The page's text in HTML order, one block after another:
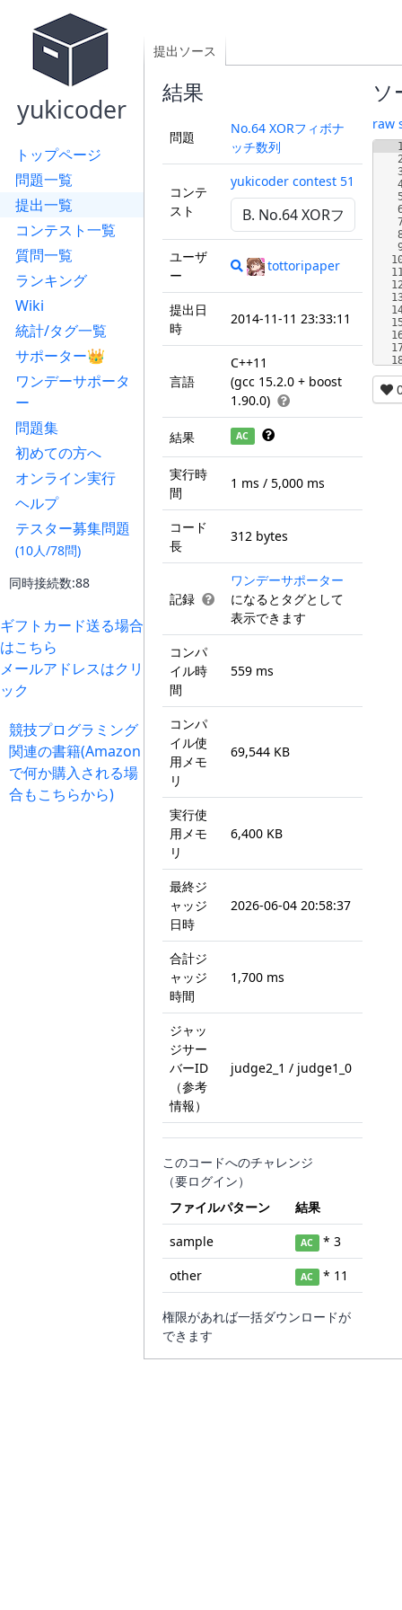
yukicoder
トップページ
問題一覧
提出一覧
コンテスト一覧
質問一覧
ランキング
Wiki
統計/タグ一覧
サポーター👑
ワンデーサポータ
ー
問題集
初めての方へ
オンライン実行
ヘルプ
テスター募集問題
(10人/78問)
同時接続数:88
ギフトカード送る場合
はこちら
メールアドレスはクリ
ック
競技プログラミング
関連の書籍(Amazon
で何か購入される場
合もこちらから)
提出ソース
結果
問題
No.64 XORフィボナ
ッチ数列
コンテ
スト
yukicoder contest 51
ユーザ
ー
tottoripaper
提出日
時
2014-11-11 23:33:11
言語
C++11
(gcc 15.2.0 + boost
1.90.0)
結果 AC
実行時
間
1 ms / 5,000 ms
コード
長
312 bytes
記録
ワンデーサポーター
になるとタグとして
表示できます
コンパ
イル時
間
559 ms
コンパ
イル使
用メモ
リ
69,544 KB
実行使
用メモ
リ
6,400 KB
最終ジ
ャッジ
日時
2026-06-04 20:58:37
合計ジ
ャッジ
時間
1,700 ms
ジャッ
ジサー
バーID
（参考
情報）
judge2_1 / judge1_0
このコードへのチャレンジ
（要ログイン）
ファイルパターン
結果
sample
AC * 3
other
AC * 11
権限があれば一括ダウンロードが
できます
ソ
raw